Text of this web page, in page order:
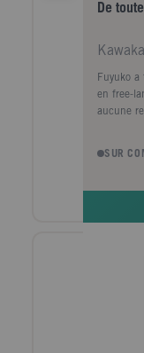
De
Fuyuko a
en free-
aucune
faute
diffuse
vaste.
femmes,
leurs
et de
poétique
SUR